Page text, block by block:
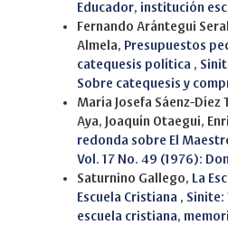
Educador, institución
Fernando Arántegui
Almela, Presupuestos
catequesis política ,
Sobre catequesis y
María Josefa Sáenz-Díez
Aya, Joaquín Otaegui,
redonda sobre El
Vol. 17 No. 49 (1976):
Saturnino Gallego, La
Escuela Cristiana , Sinite:
escuela cristiana,